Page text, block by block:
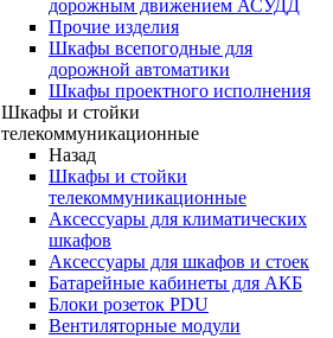
дорожным движением АСУДД
Прочие изделия
Шкафы всепогодные для
дорожной автоматики
Шкафы проектного исполнения
Шкафы и стойки
телекоммуникационные
Назад
Шкафы и стойки
телекоммуникационные
Аксессуары для климатических
шкафов
Аксессуары для шкафов и стоек
Батарейные кабинеты для АКБ
Блоки розеток PDU
Вентиляторные модули